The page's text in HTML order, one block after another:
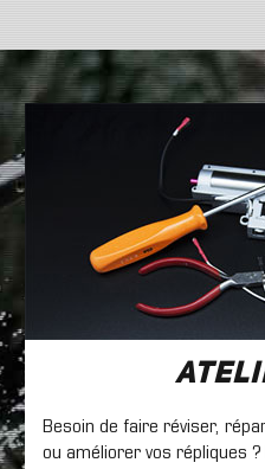
Besoin de faire réviser,
ou améliorer vos répliques ?